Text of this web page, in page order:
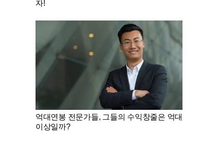
자!
억대연봉 전문가들, 그들의 수익창줄은 억대
이상일까?